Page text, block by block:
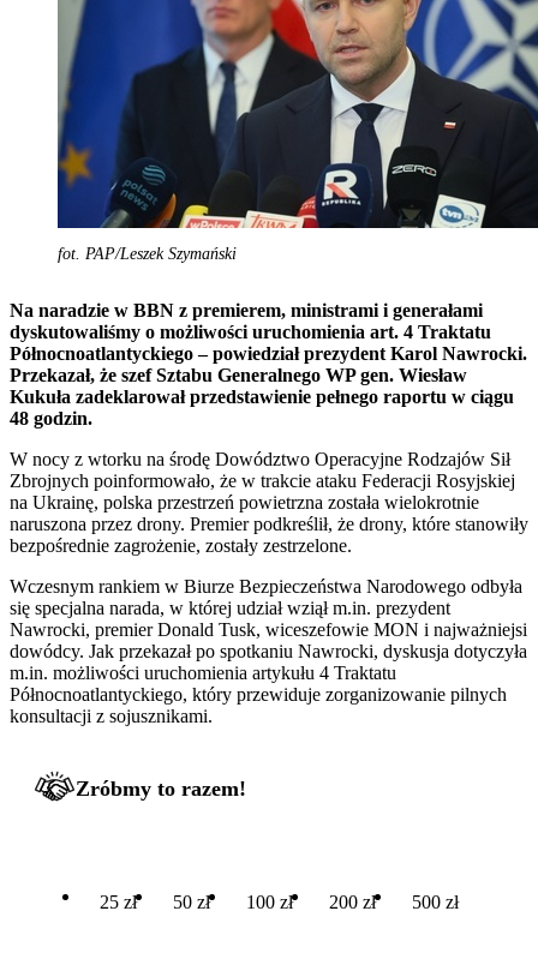
fot. PAP/Leszek Szymański
Na naradzie w BBN z premierem, ministrami i generałami
dyskutowaliśmy o możliwości uruchomienia art. 4 Traktatu
Północnoatlantyckiego – powiedział prezydent Karol Nawrocki.
Przekazał, że szef Sztabu Generalnego WP gen. Wiesław
Kukuła zadeklarował przedstawienie pełnego raportu w ciągu
48 godzin.
W nocy z wtorku na środę Dowództwo Operacyjne Rodzajów Sił
Zbrojnych poinformowało, że w trakcie ataku Federacji Rosyjskiej
na Ukrainę, polska przestrzeń powietrzna została wielokrotnie
naruszona przez drony. Premier podkreślił, że drony, które stanowiły
bezpośrednie zagrożenie, zostały zestrzelone.
Wczesnym rankiem w Biurze Bezpieczeństwa Narodowego odbyła
się specjalna narada, w której udział wziął m.in. prezydent
Nawrocki, premier Donald Tusk, wiceszefowie MON i najważniejsi
dowódcy. Jak przekazał po spotkaniu Nawrocki, dyskusja dotyczyła
m.in. możliwości uruchomienia artykułu 4 Traktatu
Północnoatlantyckiego, który przewiduje zorganizowanie pilnych
konsultacji z sojusznikami.
Zróbmy to razem!
25 zł 50 zł 100 zł 200 zł 500 zł